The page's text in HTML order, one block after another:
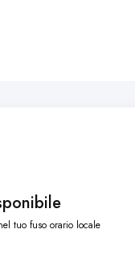
tuo fuso orario locale